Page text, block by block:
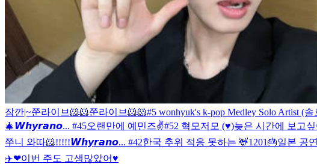
잠깐|~쭌라이브🐹🐹쭌라이브🐹🐹#5 wonhyuk's k-pop Medley Solo Artist (
🎄𝙒𝙝𝙮𝙧𝙖𝙣𝙤... #45오랜만에 예민즈✌️#52 혁모저모 (♥)늦은 시간에 보고
쭈니 와따🐹!!!!!𝙒𝙝𝙮𝙧𝙖𝙣𝙤... #42한국 추위 적응 못하는 🦌1201🎂일본 공
✈️❤이번 주도 고생많았어♥